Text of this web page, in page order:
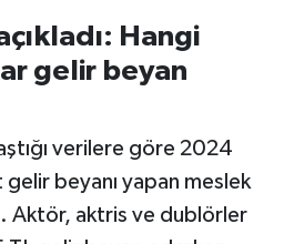
Hangi
gelir beyan
verilere göre 2024
gelir beyanı yapan meslek
Aktör, aktris ve dublörler